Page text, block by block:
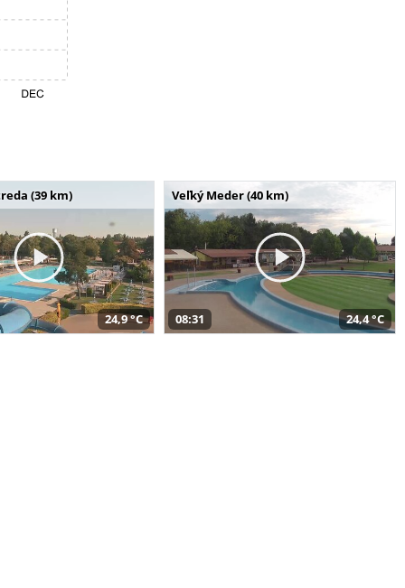
(39 km)
24,9 °C
Veľký Meder (40 km)
08:31 24,4 °C